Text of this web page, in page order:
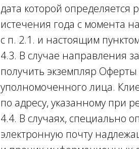
дата которой
истечения года с момента
с п. 2.1. и настоящим
4.3. В случае направления
получить экземпляр
уполномоченного лица.
по адресу, указанному при
4.4. В случаях, специально
электронную почту